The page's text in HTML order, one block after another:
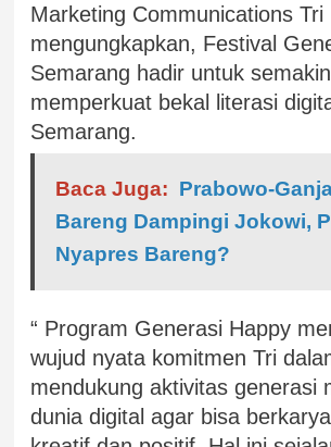
Marketing Communications Tri
mengungkapkan, Festival
Semarang hadir untuk semakin
memperkuat bekal literasi
Semarang.
Baca Juga: Prabowo-
Bareng Dampingi Jokowi,
Nyapres Bareng?
“ Program Generasi Happy
wujud nyata komitmen Tri
mendukung aktivitas generasi
dunia digital agar bisa